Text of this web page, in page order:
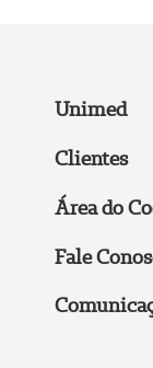
Unimed
Clientes
Área do
Fale